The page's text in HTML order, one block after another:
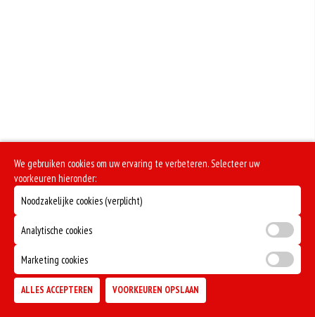
We gebruiken cookies om uw ervaring te verbeteren. Selecteer uw
voorkeuren hieronder:
Noodzakelijke cookies (verplicht)
Analytische cookies
Marketing cookies
ALLES ACCEPTEREN VOORKEUREN OPSLAAN